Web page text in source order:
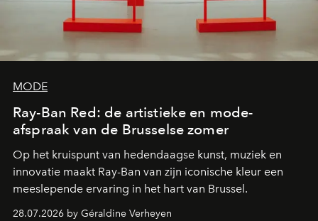
MODE
Ray-Ban Red: de artistieke en mode-
afspraak van de Brusselse zomer
Op het kruispunt van hedendaagse kunst, muziek en
innovatie maakt Ray-Ban van zijn iconische kleur een
meeslepende ervaring in het hart van Brussel.
28.07.2026 by Géraldine Verheyen